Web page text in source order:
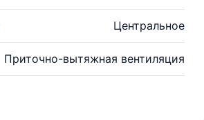
Центральное
Приточно-вытяжная вентиляция